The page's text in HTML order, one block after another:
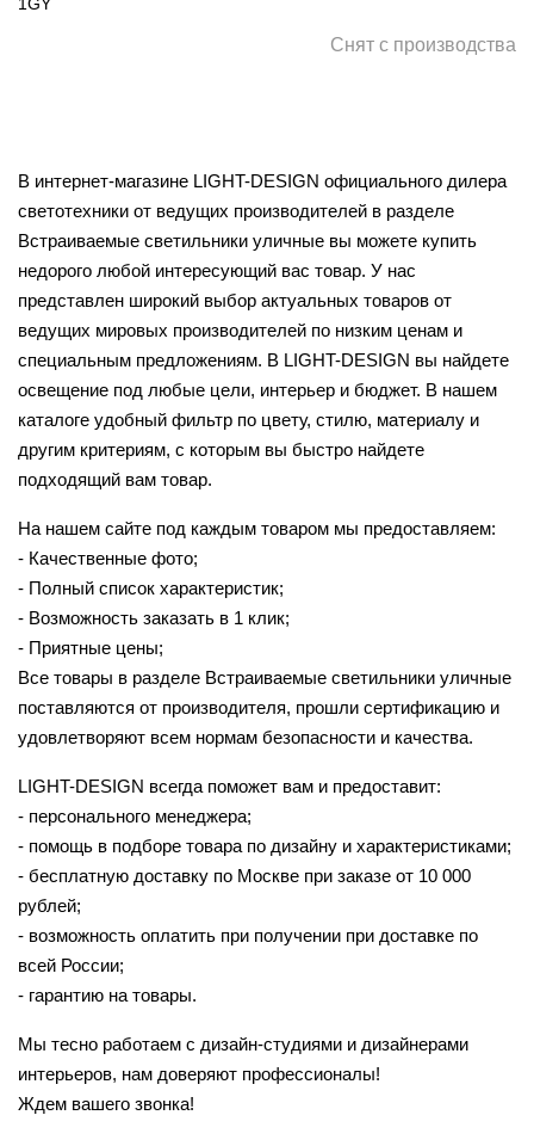
Снят с производства
В интернет-магазине LIGHT-DESIGN официального дилера
светотехники от ведущих производителей в разделе
Встраиваемые светильники уличные вы можете купить
недорого любой интересующий вас товар. У нас
представлен широкий выбор актуальных товаров от
ведущих мировых производителей по низким ценам и
специальным предложениям. В LIGHT-DESIGN вы найдете
освещение под любые цели, интерьер и бюджет. В нашем
каталоге удобный фильтр по цвету, стилю, материалу и
другим критериям, с которым вы быстро найдете
подходящий вам товар.
На нашем сайте под каждым товаром мы предоставляем:
- Качественные фото;
- Полный список характеристик;
- Возможность заказать в 1 клик;
- Приятные цены;
Все товары в разделе Встраиваемые светильники уличные
поставляются от производителя, прошли сертификацию и
удовлетворяют всем нормам безопасности и качества.
LIGHT-DESIGN всегда поможет вам и предоставит:
- персонального менеджера;
- помощь в подборе товара по дизайну и характеристиками;
- бесплатную доставку по Москве при заказе от 10 000
рублей;
- возможность оплатить при получении при доставке по
всей России;
- гарантию на товары.
Мы тесно работаем с дизайн-студиями и дизайнерами
интерьеров, нам доверяют профессионалы!
Ждем вашего звонка!